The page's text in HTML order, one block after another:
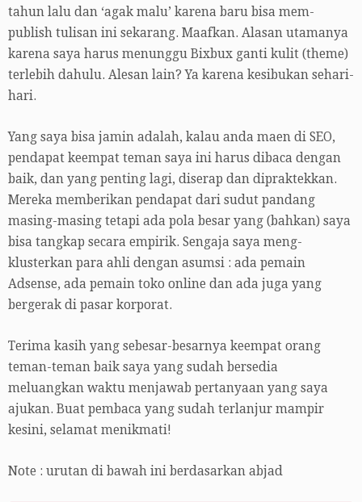
tahun lalu dan ‘agak malu’ karena baru bisa mem-
publish tulisan ini sekarang. Maafkan. Alasan utamanya
karena saya harus menunggu Bixbux ganti kulit (theme)
terlebih dahulu. Alesan lain? Ya karena kesibukan sehari-
hari.
Yang saya bisa jamin adalah, kalau anda maen di SEO,
pendapat keempat teman saya ini harus dibaca dengan
baik, dan yang penting lagi, diserap dan dipraktekkan.
Mereka memberikan pendapat dari sudut pandang
masing-masing tetapi ada pola besar yang (bahkan) saya
bisa tangkap secara empirik. Sengaja saya meng-
klusterkan para ahli dengan asumsi : ada pemain
Adsense, ada pemain toko online dan ada juga yang
bergerak di pasar korporat.
Terima kasih yang sebesar-besarnya keempat orang
teman-teman baik saya yang sudah bersedia
meluangkan waktu menjawab pertanyaan yang saya
ajukan. Buat pembaca yang sudah terlanjur mampir
kesini, selamat menikmati!
Note : urutan di bawah ini berdasarkan abjad